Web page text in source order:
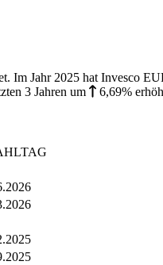
Im Jahr 2025 hat
3 Jahren um 6,69%